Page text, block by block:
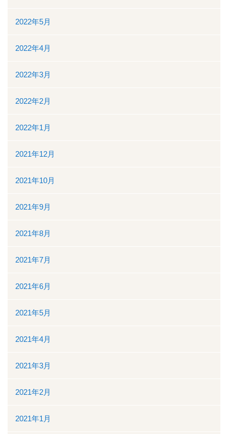
2022年5月
2022年4月
2022年3月
2022年2月
2022年1月
2021年12月
2021年10月
2021年9月
2021年8月
2021年7月
2021年6月
2021年5月
2021年4月
2021年3月
2021年2月
2021年1月